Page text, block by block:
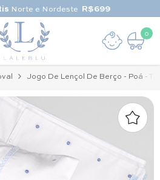
Norte e Nordeste R$699
0
0
Jogo De Lençol De Berço - Poá -